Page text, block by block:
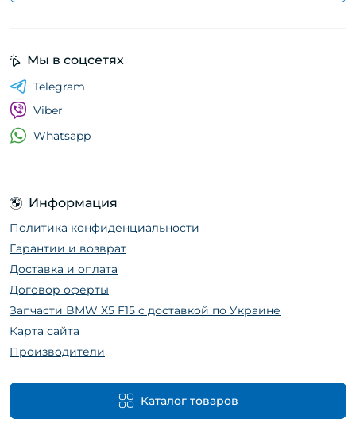
Информация
Политика конфиденциальности
Гарантии и возврат
Доставка и оплата
Договор оферты
Запчасти BMW X5 F15 с доставкой по Украине
Карта сайта
Производители
Каталог товаров
Мы в соцсетях
Telegram
Viber
Whatsapp